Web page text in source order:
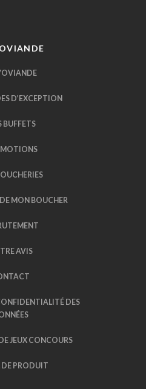
D’EXCEPTION
BUFFETS
DE MON BOUCHER
AVIS
DES
JEUX CONCOURS
DE PRODUIT